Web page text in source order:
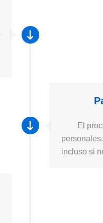
El
incluso si